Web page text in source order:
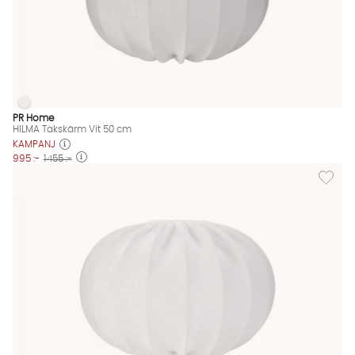
HILMA Takskärm Vit 50 cm Finns även i dessa färger:
HILMA Takskärm Vit 50 cm
PR Home
HILMA Takskärm Vit 50 cm
KAMPANJ
995 :- 1455 :-
Lägg